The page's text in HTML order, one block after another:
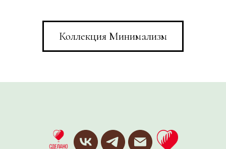
Коллекция Минимализм